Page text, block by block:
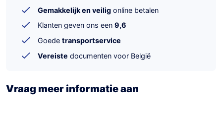
Gemakkelijk en veilig online betalen
Klanten geven ons een 9,6
Goede transportservice
Vereiste documenten voor België
Vraag meer informatie aan